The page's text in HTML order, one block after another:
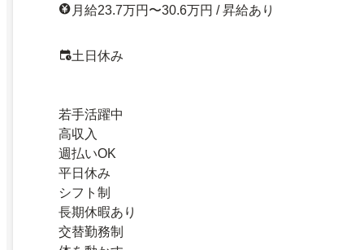
月給23.7万円〜30.6万円 / 昇給あり
土日休み
若手活躍中
高収入
週払いOK
平日休み
シフト制
長期休暇あり
交替勤務制